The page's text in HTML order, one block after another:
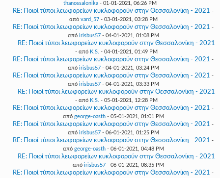
Εγγραφήthanossalonika - 01-01-2021, 06:26 PM
RE: Ποιοί τύποι λεωφορείων κυκλοφορούν στην Θεσσαλονίκη - 2021 -
από vard_57- 03-01-2021, 03:28 PM
RE: Ποιοί τύποι λεωφορείων κυκλοφορούν στην Θεσσαλονίκη - 2021 -
από irisbus57- 04-01-2021, 01:08 PM
RE: Ποιοί τύποι λεωφορείων κυκλοφορούν στην Θεσσαλονίκη - 2021
- από K.S. - 04-01-2021, 01:49 PM
RE: Ποιοί τύποι λεωφορείων κυκλοφορούν στην Θεσσαλονίκη - 2021 -
από irisbus57- 04-01-2021, 03:24 PM
RE: Ποιοί τύποι λεωφορείων κυκλοφορούν στην Θεσσαλονίκη - 2021 -
από irisbus57- 04-01-2021, 03:33 PM
RE: Ποιοί τύποι λεωφορείων κυκλοφορούν στην Θεσσαλονίκη - 2021
- από K.S. - 05-01-2021, 12:28 PM
RE: Ποιοί τύποι λεωφορείων κυκλοφορούν στην Θεσσαλονίκη - 2021 -
από george-oasth- 05-01-2021, 01:01 PM
RE: Ποιοί τύποι λεωφορείων κυκλοφορούν στην Θεσσαλονίκη - 2021 -
από irisbus57- 06-01-2021, 01:25 PM
RE: Ποιοί τύποι λεωφορείων κυκλοφορούν στην Θεσσαλονίκη - 2021 -
από george-oasth- 06-01-2021, 04:48 PM
RE: Ποιοί τύποι λεωφορείων κυκλοφορούν στην Θεσσαλονίκη - 2021
- από irisbus57- 06-01-2021, 08:35 PM
RE: Ποιοί τύποι λεωφορείων κυκλοφορούν στην Θεσσαλονίκη - 2021 -